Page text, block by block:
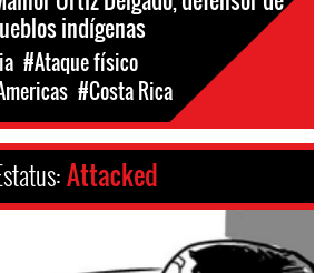
indígenas
#Ataque físico
#Costa Rica
Attacked